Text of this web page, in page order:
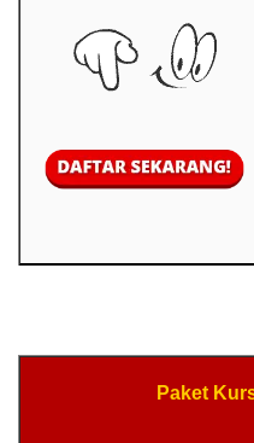
Paket